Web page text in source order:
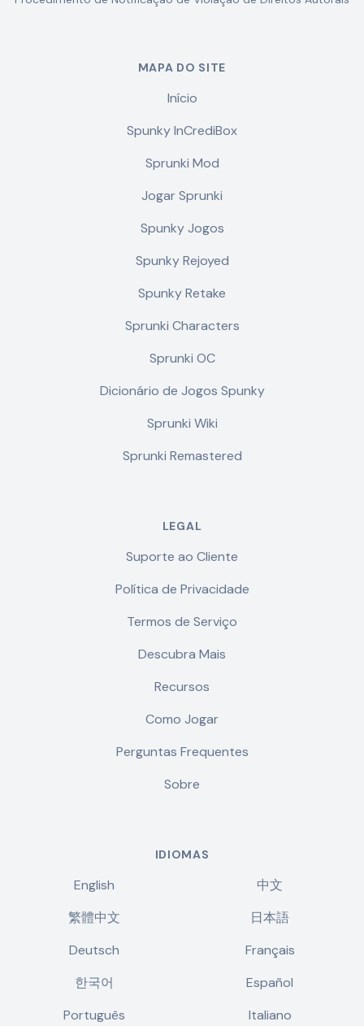
MAPA DO SITE
Início
Spunky InCrediBox
Sprunki Mod
Jogar Sprunki
Spunky Jogos
Spunky Rejoyed
Spunky Retake
Sprunki Characters
Sprunki OC
Dicionário de Jogos Spunky
Sprunki Wiki
Sprunki Remastered
LEGAL
Suporte ao Cliente
Política de Privacidade
Termos de Serviço
Descubra Mais
Recursos
Como Jogar
Perguntas Frequentes
Sobre
IDIOMAS
English
中文
繁體中文
日本語
Deutsch
Français
한국어
Español
Português
Italiano